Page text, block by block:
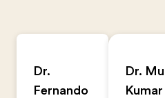
Dr.
Fernando
Dr.
Kumar